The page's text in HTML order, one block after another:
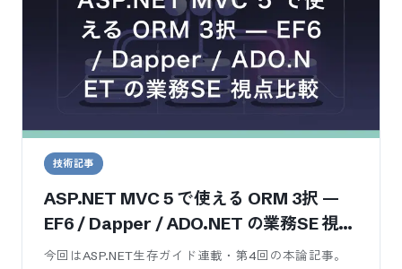
技術記事
ASP.NET MVC 5 で使える ORM 3択 —
EF6 / Dapper / ADO.NET の業務SE 視点
比較
今回はASP.NET生存ガイド連載・第4回の本論記事。